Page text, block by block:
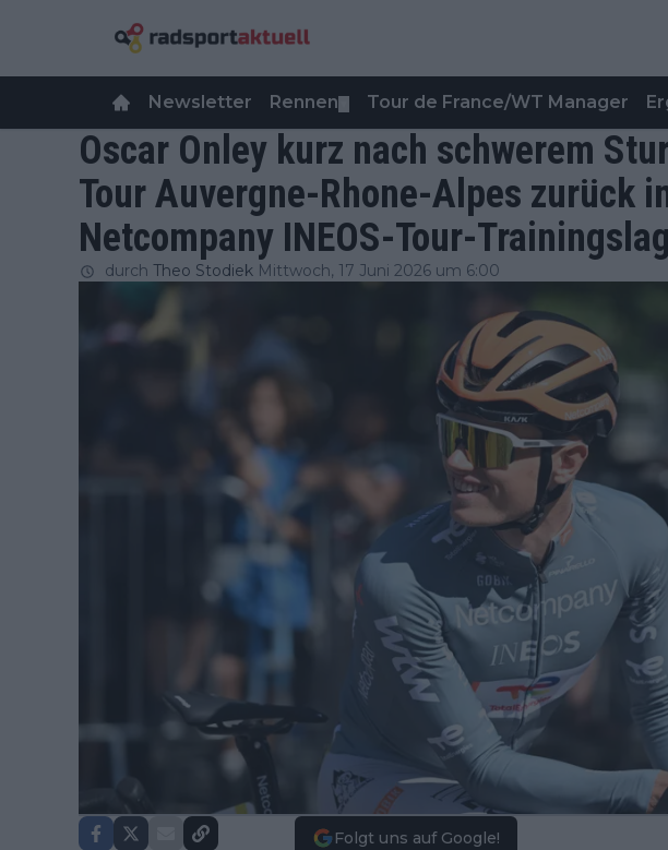
Newsletter Rennen Tour de France/WT Manager
Oscar Onley kurz nach schwerem
Tour Auvergne-Rhone-Alpes zurück
Netcompany INEOS-Tour-
durch Theo Stodiek Mittwoch, 17 Juni 2026 um 6:00
Folgt uns auf Google!